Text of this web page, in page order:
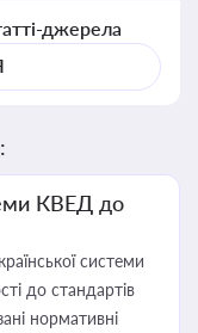
джерела
КВЕД до
системи
до стандартів
нормативні